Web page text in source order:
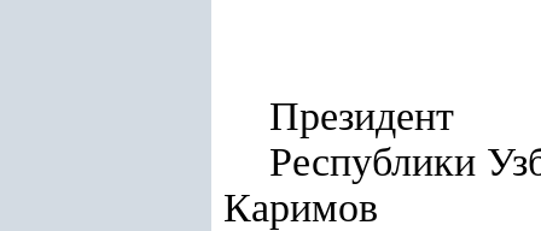
Президент
Каримов